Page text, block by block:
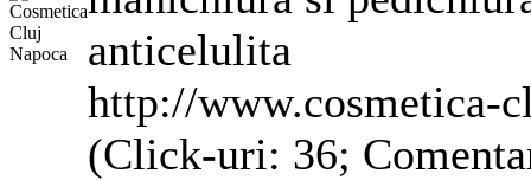
anticelulita
http://www.cosmetica-
(Click-uri: 36;